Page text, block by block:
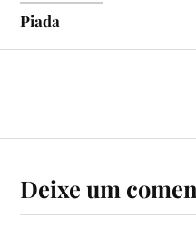
Piada
Deixe um